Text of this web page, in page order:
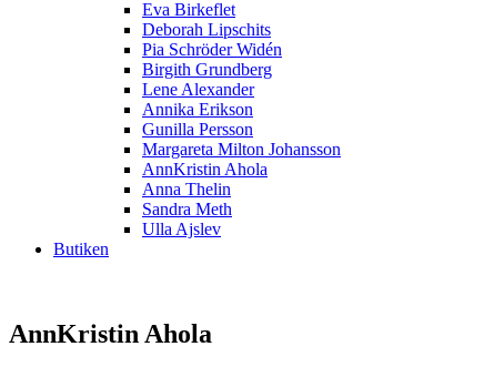
Eva Birkeflet
Deborah Lipschits
Pia Schröder Widén
Birgith Grundberg
Lene Alexander
Annika Erikson
Gunilla Persson
Margareta Milton Johansson
AnnKristin Ahola
Anna Thelin
Sandra Meth
Ulla Ajslev
Butiken
AnnKristin Ahola